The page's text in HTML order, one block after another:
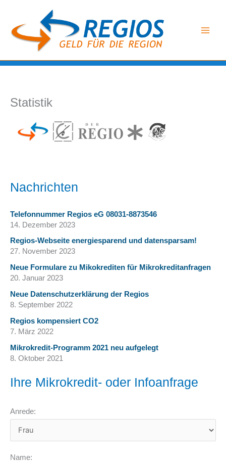
springen
Statistik
Nachrichten
Telefonnummer Regios eG 08031-8873546
14. Dezember 2023
Regios-Webseite energiesparend und datensparsam!
27. November 2023
Neue Formulare zu Mikokrediten für Mikrokreditanfragen
20. Januar 2023
Neue Datenschutzerklärung der Regios
8. September 2022
Regios kompensiert CO2
7. März 2022
Mikrokredit-Programm 2021 neu aufgelegt
8. Oktober 2021
Ihre Mikrokredit- oder Infoanfrage
Anrede:
Name: